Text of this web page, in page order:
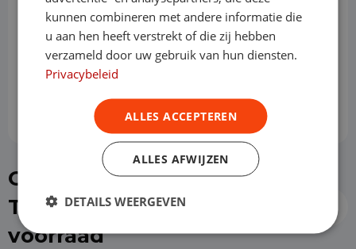
Slottermijn
€ 687,10
Of kies direct een Ford
Transit Connect uit de
voorraad
kunnen combineren met andere informatie die
u aan hen heeft verstrekt of die zij hebben
verzameld door uw gebruik van hun diensten.
Privacybeleid
ALLES ACCEPTEREN
ALLES AFWIJZEN
DETAILS WEERGEVEN